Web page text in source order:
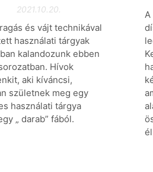
2021.10.20.
és vájt technikával
használati tárgyak
kalandozunk ebben
Hívok
aki kíváncsi,
születnek meg egy
használati tárgya
„ darab” fából.
A